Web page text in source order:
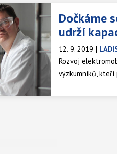
Dočkáme
udrží
12. 9. 2019 |
Rozvoj
výzkumníků,